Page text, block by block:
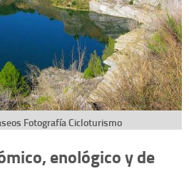
Fotografía Cicloturismo
enológico y de